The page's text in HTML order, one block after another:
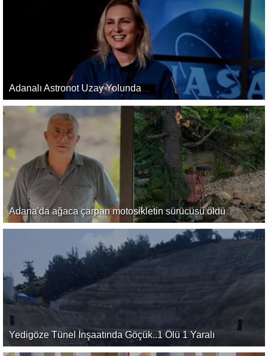
Adanalı Astronot Uzay Yolunda
Adana'da ağaca çarpan motosikletin sürücüsü öldü
Yedigöze Tünel İnşaatında Göçük..1 Ölü 1 Yaralı